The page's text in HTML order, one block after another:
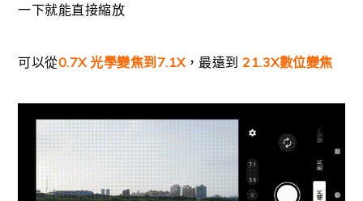
一下就能直接縮放
可以從0.7X 光學變焦到7.1X，最遠到 21.3X數位變焦